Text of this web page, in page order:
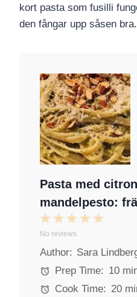
kort pasta som fusilli
den fångar upp såsen bra.
Pasta med
mandelpesto:
5
t
r
4
t
a
r
3
t
a
r
2
S
t
a
r
1
S
t
a
No reviews
Author: Sara
Prep Time: 10
Cook Time: 20